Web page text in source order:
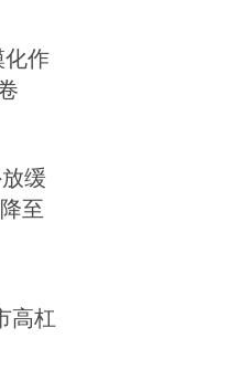
化作
缓
至
高杠